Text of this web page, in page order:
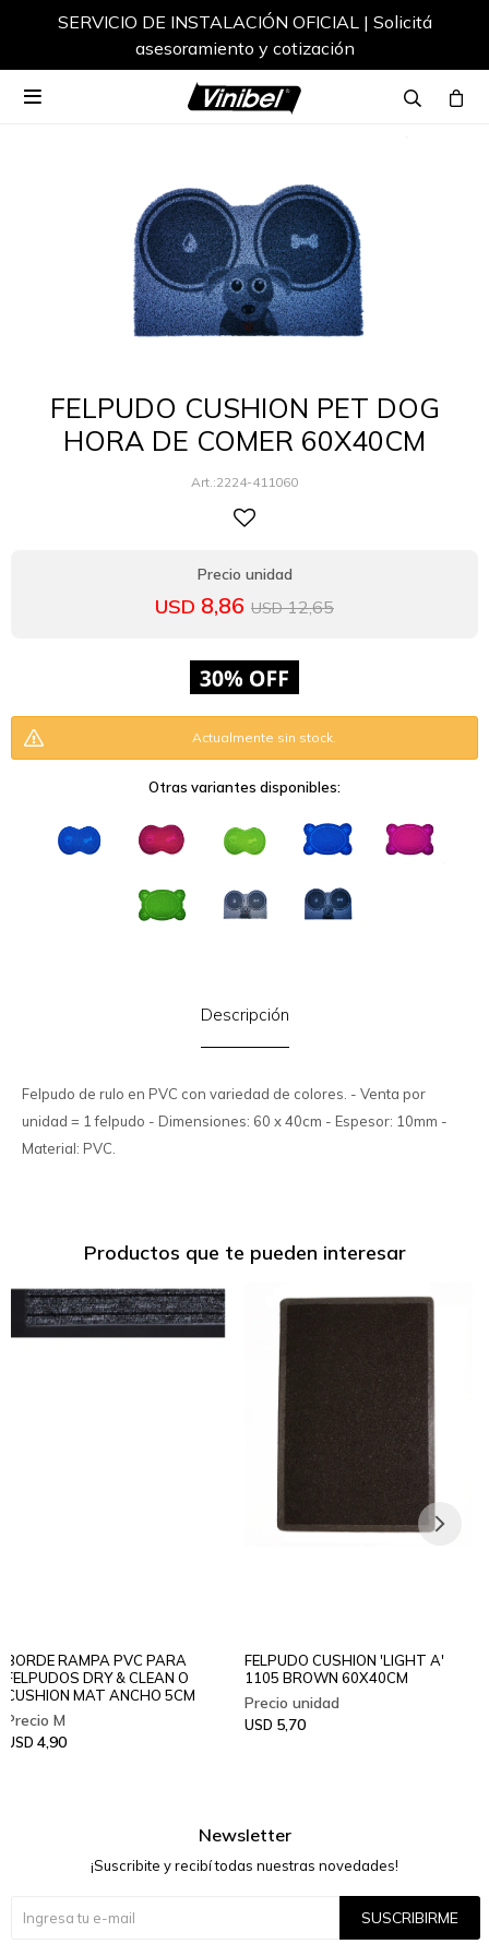
SERVICIO DE INSTALACIÓN OFICIAL | Solicitá
asesoramiento y cotización

FELPUDO CUSHION PET DOG
HORA DE COMER 60X40CM
2224-411060
USD 8,86 USD 12,65
Actualmente sin stock.
Otras variantes disponibles:
Descripción
Felpudo de rulo en PVC con variedad de colores. - Venta por
unidad = 1 felpudo - Dimensiones: 60 x 40cm - Espesor: 10mm -
Material: PVC.
Productos que te pueden interesar
BORDE RAMPA PVC PARA
FELPUDOS DRY & CLEAN O
CUSHION MAT ANCHO 5CM
USD 4,90
FELPUDO CUSHION 'LIGHT A'
1105 BROWN 60X40CM
USD 5,70
Newsletter
¡Suscribite y recibí todas nuestras novedades!
SUSCRIBIRME